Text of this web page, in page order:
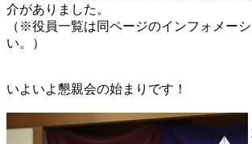
介がありました。
（※役員一覧は同ページのインフォメー
い。）
いよいよ懇親会の始まりです！